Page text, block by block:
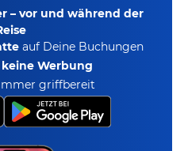
– vor und während der
auf Deine Buchungen
keine Werbung
griffbereit